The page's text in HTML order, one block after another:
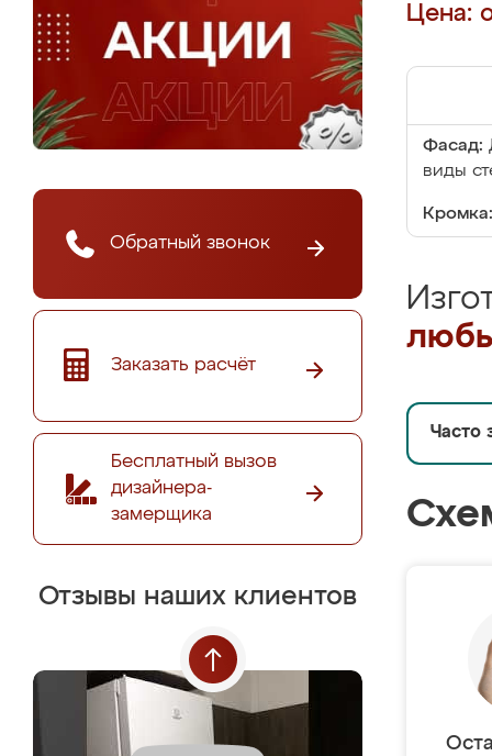
Обратный звонок
Заказать расчёт
Бесплатный вызов
дизайнера-
замерщика
Отзывы наших клиентов
Цена:
Фасад:
виды
Кромка:
Часто